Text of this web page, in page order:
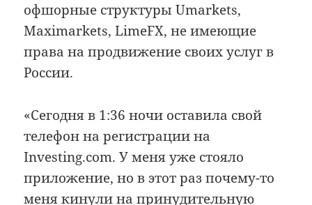
офшорные структуры Umarkets,
Maximarkets, LimeFX, не имеющие
права на продвижение своих услуг в
России.
«Сегодня в 1:36 ночи оставила свой
телефон на регистрации на
Investing.com. У меня уже стояло
приложение, но в этот раз почему-то
меня кинули на принудительную